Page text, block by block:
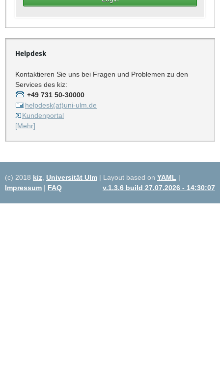
Helpdesk
Kontaktieren Sie uns bei Fragen und Problemen zu den
Services des kiz:
+49 731 50-30000
helpdesk(at)uni-ulm.de
Kundenportal
[Mehr]
(c) 2018 kiz Universität Ulm | Layout based on YAML |
Impressum | FAQ v.1.3.6 build 27.07.2026 - 14:30:07